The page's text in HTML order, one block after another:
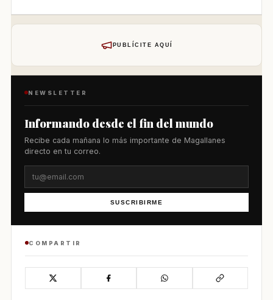
PUBLÍCITE AQUÍ
NEWSLETTER
Informando desde el fin del mundo
Recibe cada mañana lo más importante de Magallanes
directo en tu correo.
SUSCRIBIRME
COMPARTIR